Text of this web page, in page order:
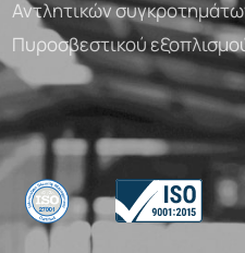
Αντλητικών
Πυροσβεστικού